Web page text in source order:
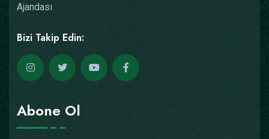
Ajandası
Bizi Takip Edin:
Abone Ol